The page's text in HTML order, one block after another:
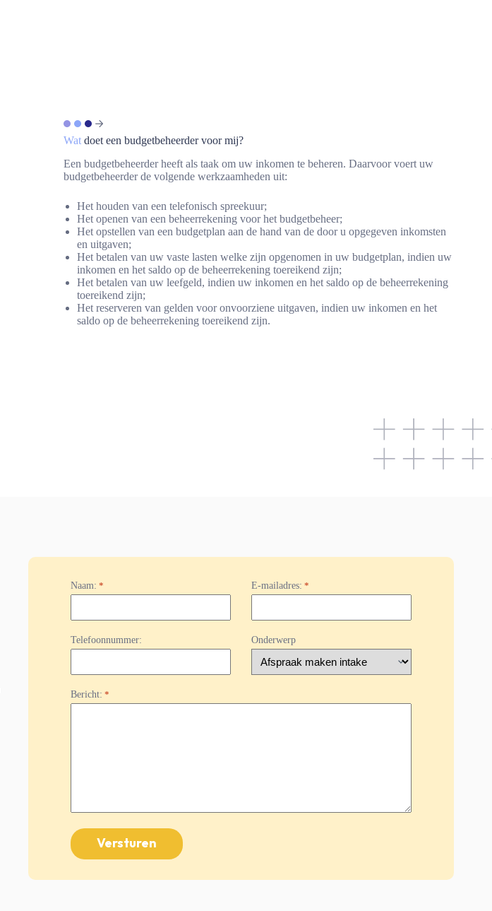
Wat doet een budgetbeheerder voor mij?
Een budgetbeheerder heeft als taak om uw inkomen te beheren. Daarvoor voert uw
budgetbeheerder de volgende werkzaamheden uit:
Het houden van een telefonisch spreekuur;
Het openen van een beheerrekening voor het budgetbeheer;
Het opstellen van een budgetplan aan de hand van de door u opgegeven inkomsten
en uitgaven;
Het betalen van uw vaste lasten welke zijn opgenomen in uw budgetplan, indien uw
inkomen en het saldo op de beheerrekening toereikend zijn;
Het betalen van uw leefgeld, indien uw inkomen en het saldo op de beheerrekening
toereikend zijn;
Het reserveren van gelden voor onvoorziene uitgaven, indien uw inkomen en het
saldo op de beheerrekening toereikend zijn.
Naam: * E-mailadres: *
Telefoonnummer: Onderwerp
Bericht: *